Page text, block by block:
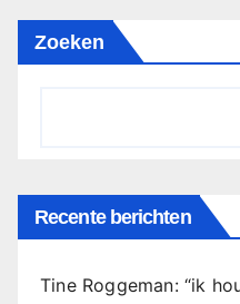
Zoeken
Recente berichten
Tine Roggeman: “ik